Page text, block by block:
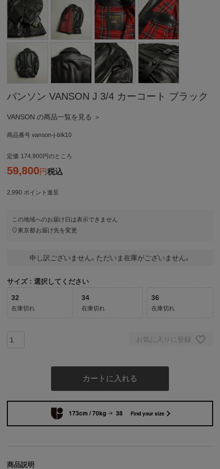
バンソン VANSON J 3/4 カーコート ブラック
VANSON の商品一覧を見る ＞
商品番号 vanson-j-blk10
定価 174,900 のところ
59,800 税込
2,990 ポイント進呈
この地域へのお届け日は表示できません
東京都お届け先を変更
申し訳ございません。ただいま在庫がございません。
サイズ 選択してください
32
在庫切れ
34
在庫切れ
36
在庫切れ
お気に入りに登録
カートに入れる
173cm / 70kg 38 Find your size
商品説明